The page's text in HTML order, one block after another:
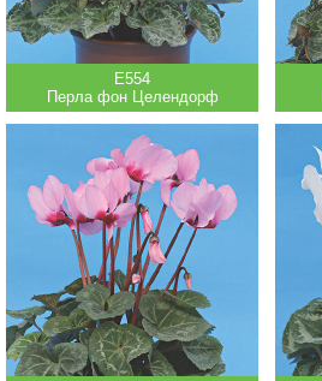
Е554
Перла фон Целендорф